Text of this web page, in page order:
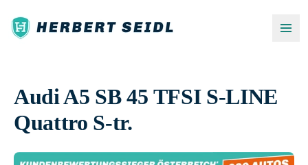
Audi A5 SB 45 TFSI S-LINE
Quattro S-tr.